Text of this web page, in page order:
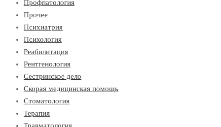
Профпатология
Прочее
Психиатрия
Психология
Реабилитация
Рентгенология
Сестринское дело
Скорая медицинская помощь
Стоматология
Терапия
Травматология